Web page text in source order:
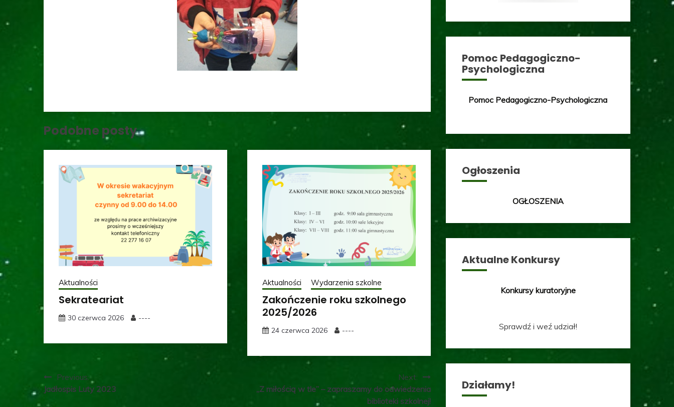
Podobne posty
Aktualności
Sekrateariat
30 czerwca 2026 ----
Aktualności Wydarzenia szkolne
Zakończenie roku szkolnego
2025/2026
24 czerwca 2026 ----
Nawigacja
wpisu
Previous:
Jadłospis Luty 2023
Next:
„Z miłością w tle” – zapraszamy do odwiedzenia
biblioteki szkolnej!
Pomoc Pedagogiczno-
Psychologiczna
Pomoc Pedagogiczno-Psychologiczna
Ogłoszenia
OGŁOSZENIA
Aktualne Konkursy
Konkursy kuratoryjne
Sprawdź i weź udział!
Działamy!